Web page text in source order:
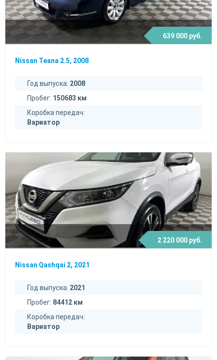
639 000 руб.
Nissan Teana 2.5, 2008
Год выпуска: 2008
Пробег: 150683 км
Коробка передач:
Вариатор
2 220 000 руб.
Nissan Qashqai 2, 2021
Год выпуска: 2021
Пробег: 84412 км
Коробка передач:
Вариатор